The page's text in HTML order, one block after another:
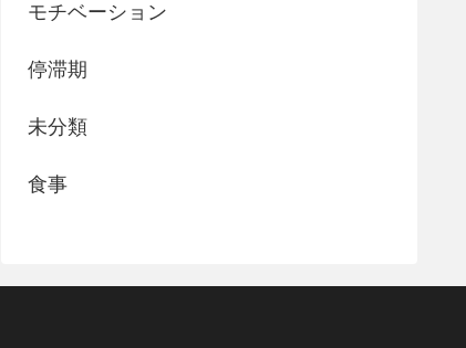
モチベーション
停滞期
未分類
食事